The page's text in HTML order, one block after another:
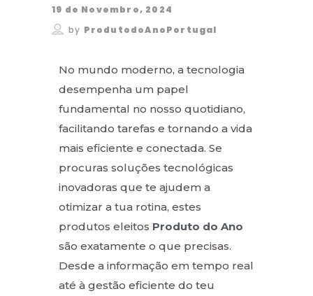
19 de Novembro, 2024
by ProdutodoAnoPortugal
No mundo moderno, a tecnologia
desempenha um papel
fundamental no nosso quotidiano,
facilitando tarefas e tornando a vida
mais eficiente e conectada. Se
procuras soluções tecnológicas
inovadoras que te ajudem a
otimizar a tua rotina, estes
produtos eleitos Produto do Ano
são exatamente o que precisas.
Desde a informação em tempo real
até à gestão eficiente do teu